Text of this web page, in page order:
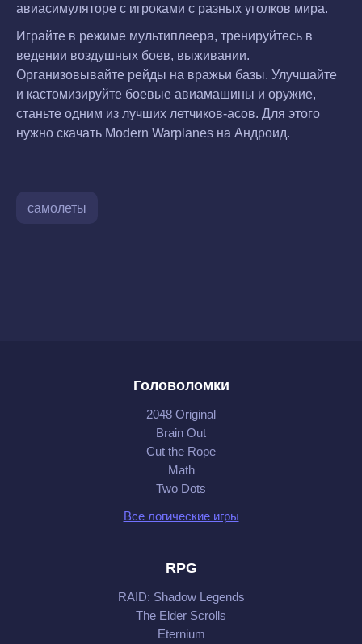
авиасимуляторе с игроками с разных уголков мира.
Играйте в режиме мультиплеера, тренируйтесь в
ведении воздушных боев, выживании.
Организовывайте рейды на вражьи базы. Улучшайте
и кастомизируйте боевые авиамашины и оружие,
станьте одним из лучших летчиков-асов. Для этого
нужно скачать Modern Warplanes на Андроид.
самолеты
Головоломки
2048 Original
Brain Out
Cut the Rope
Math
Two Dots
Все логические игры
RPG
RAID: Shadow Legends
The Elder Scrolls
Eternium